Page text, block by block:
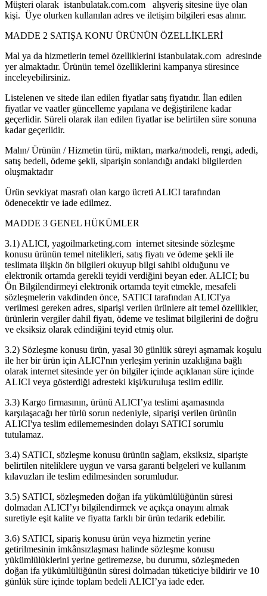
Müşteri olarak istanbulatak.com.com alışveriş sitesine üye olan
kişi. Üye olurken kullanılan adres ve iletişim bilgileri esas alınır.
MADDE 2 SATIŞA KONU ÜRÜNÜN ÖZELLİKLERİ
Mal ya da hizmetlerin temel özelliklerini istanbulatak.com adresinde
yer almaktadır. Ürünün temel özelliklerini kampanya süresince
inceleyebilirsiniz.
Listelenen ve sitede ilan edilen fiyatlar satış fiyatıdır. İlan edilen
fiyatlar ve vaatler güncelleme yapılana ve değiştirilene kadar
geçerlidir. Süreli olarak ilan edilen fiyatlar ise belirtilen süre sonuna
kadar geçerlidir.
Malın/ Ürünün / Hizmetin türü, miktarı, marka/modeli, rengi, adedi,
satış bedeli, ödeme şekli, siparişin sonlandığı andaki bilgilerden
oluşmaktadır
Ürün sevkiyat masrafı olan kargo ücreti ALICI tarafından
ödenecektir ve iade edilmez.
MADDE 3 GENEL HÜKÜMLER
3.1) ALICI, yagoilmarketing.com internet sitesinde sözleşme
konusu ürünün temel nitelikleri, satış fiyatı ve ödeme şekli ile
teslimata ilişkin ön bilgileri okuyup bilgi sahibi olduğunu ve
elektronik ortamda gerekli teyidi verdiğini beyan eder. ALICI; bu
Ön Bilgilendirmeyi elektronik ortamda teyit etmekle, mesafeli
sözleşmelerin vakdinden önce, SATICI tarafından ALICI'ya
verilmesi gereken adres, siparişi verilen ürünlere ait temel özellikler,
ürünlerin vergiler dahil fiyatı, ödeme ve teslimat bilgilerini de doğru
ve eksiksiz olarak edindiğini teyid etmiş olur.
3.2) Sözleşme konusu ürün, yasal 30 günlük süreyi aşmamak koşulu
ile her bir ürün için ALICI'nın yerleşim yerinin uzaklığına bağlı
olarak internet sitesinde yer ön bilgiler içinde açıklanan süre içinde
ALICI veya gösterdiği adresteki kişi/kuruluşa teslim edilir.
3.3) Kargo firmasının, ürünü ALICI’ya teslimi aşamasında
karşılaşacağı her türlü sorun nedeniyle, siparişi verilen ürünün
ALICI'ya teslim edilememesinden dolayı SATICI sorumlu
tutulamaz.
3.4) SATICI, sözleşme konusu ürünün sağlam, eksiksiz, siparişte
belirtilen niteliklere uygun ve varsa garanti belgeleri ve kullanım
kılavuzları ile teslim edilmesinden sorumludur.
3.5) SATICI, sözleşmeden doğan ifa yükümlülüğünün süresi
dolmadan ALICI’yı bilgilendirmek ve açıkça onayını almak
suretiyle eşit kalite ve fiyatta farklı bir ürün tedarik edebilir.
3.6) SATICI, sipariş konusu ürün veya hizmetin yerine
getirilmesinin imkânsızlaşması halinde sözleşme konusu
yükümlülüklerini yerine getiremezse, bu durumu, sözleşmeden
doğan ifa yükümlülüğünün süresi dolmadan tüketiciye bildirir ve 10
günlük süre içinde toplam bedeli ALICI’ya iade eder.